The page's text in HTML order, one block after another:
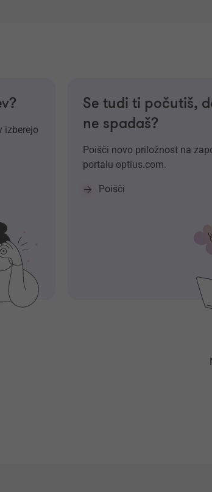
izberejo
Se tudi ti počutiš,
ne spadaš?
Poišči novo priložnost na
portalu optius.com.
Poišči